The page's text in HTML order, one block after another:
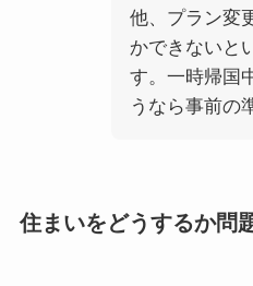
他、プラン変
かできないと
す。一時帰国
うなら事前の
住まいをどうするか問